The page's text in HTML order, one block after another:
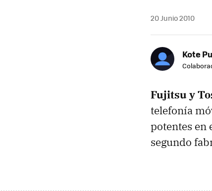
20 Junio 2010
Kote
Fujitsu y
telefonía
potentes en
segundo